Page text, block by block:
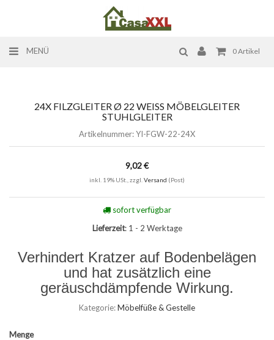
MENÜ 0Artikel
24X FILZGLEITER Ø 22 WEISS MÖBELGLEITER S
TUHLGLEITER
Artikelnummer:YI-FGW-22-24X
9,02 €
inkl. 19% USt., zzgl. Versand (Post)
sofort verfügbar
Lieferzeit: 1 - 2 Werktage
Verhindert Kratzer auf Bodenbelägen
und hat zusätzlich eine
geräuschdämpfende Wirkung.
Kategorie:Möbelfüße & Gestelle
Menge